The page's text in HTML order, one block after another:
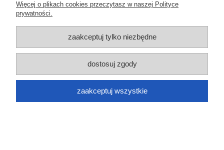
Więcej o plikach cookies przeczytasz w naszej Polityce
prywatności.
zaakceptuj tylko niezbędne
dostosuj zgody
zaakceptuj wszystkie